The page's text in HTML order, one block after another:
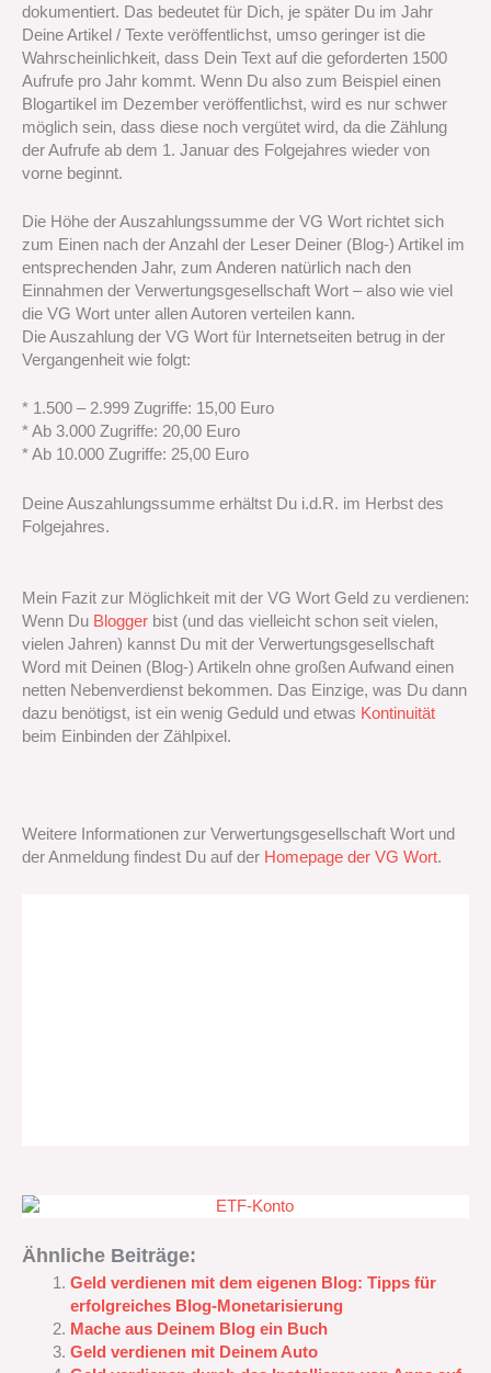
dokumentiert. Das bedeutet für Dich, je später Du im Jahr
Deine Artikel / Texte veröffentlichst, umso geringer ist die
Wahrscheinlichkeit, dass Dein Text auf die geforderten 1500
Aufrufe pro Jahr kommt. Wenn Du also zum Beispiel einen
Blogartikel im Dezember veröffentlichst, wird es nur schwer
möglich sein, dass diese noch vergütet wird, da die Zählung
der Aufrufe ab dem 1. Januar des Folgejahres wieder von
vorne beginnt.
Die Höhe der Auszahlungssumme der VG Wort richtet sich
zum Einen nach der Anzahl der Leser Deiner (Blog-) Artikel im
entsprechenden Jahr, zum Anderen natürlich nach den
Einnahmen der Verwertungsgesellschaft Wort – also wie viel
die VG Wort unter allen Autoren verteilen kann.
Die Auszahlung der VG Wort für Internetseiten betrug in der
Vergangenheit wie folgt:
* 1.500 – 2.999 Zugriffe: 15,00 Euro
* Ab 3.000 Zugriffe: 20,00 Euro
* Ab 10.000 Zugriffe: 25,00 Euro
Deine Auszahlungssumme erhältst Du i.d.R. im Herbst des
Folgejahres.
Mein Fazit zur Möglichkeit mit der VG Wort Geld zu verdienen:
Wenn Du Blogger bist (und das vielleicht schon seit vielen,
vielen Jahren) kannst Du mit der Verwertungsgesellschaft
Word mit Deinen (Blog-) Artikeln ohne großen Aufwand einen
netten Nebenverdienst bekommen. Das Einzige, was Du dann
dazu benötigst, ist ein wenig Geduld und etwas Kontinuität
beim Einbinden der Zählpixel.
Weitere Informationen zur Verwertungsgesellschaft Wort und
der Anmeldung findest Du auf der Homepage der VG Wort.
Ähnliche Beiträge:
Geld verdienen mit dem eigenen Blog: Tipps für
erfolgreiches Blog-Monetarisierung
Mache aus Deinem Blog ein Buch
Geld verdienen mit Deinem Auto